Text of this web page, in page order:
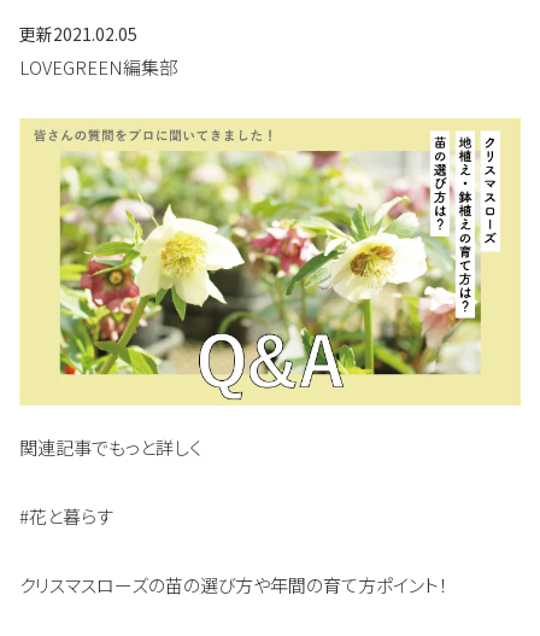
更新2021.02.05
LOVEGREEN編集部
関連記事でもっと詳しく
#花と暮らす
クリスマスローズの苗の選び方や年間の育て方ポイント！